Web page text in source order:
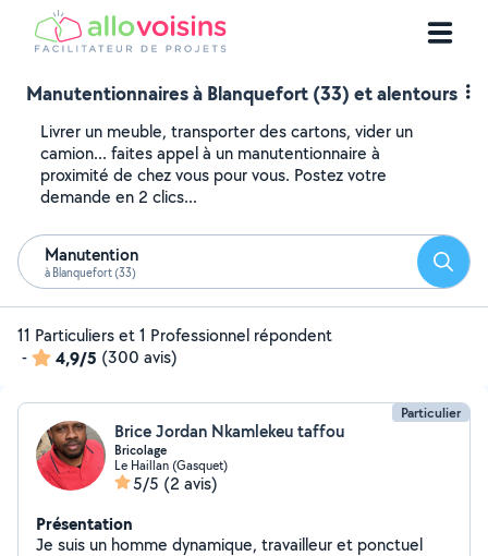
Manutentionnaires à Blanquefort (33) et alentours
Livrer un meuble, transporter des cartons, vider un
camion... faites appel à un manutentionnaire à
proximité de chez vous pour vous. Postez votre
demande en 2 clics...
Manutention
à Blanquefort (33)
11 Particuliers et 1 Professionnel répondent
-
4,9/5 (300 avis)
Particulier
Brice Jordan Nkamlekeu taffou
Bricolage
Le Haillan (Gasquet)
5/5 (2 avis)
Présentation
Je suis un homme dynamique, travailleur et ponctuel